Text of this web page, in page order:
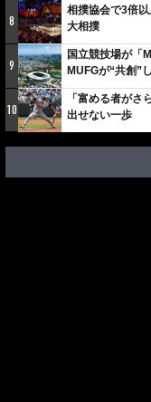
8
相撲協会で3倍
大相撲
9
国立競技場が「
MUFGが“共創”
10
「富める者が
出せない一歩